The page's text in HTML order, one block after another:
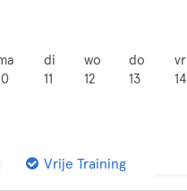
di
11
wo
12
do
13
vr
14
Vrije Training